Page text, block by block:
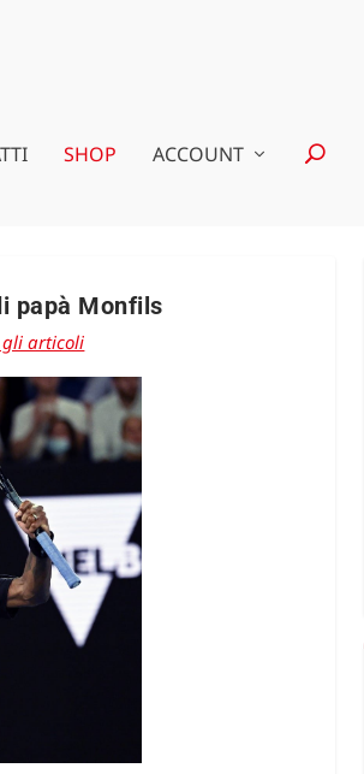
SHOP ACCOUNT
papà Monfils
gli articoli